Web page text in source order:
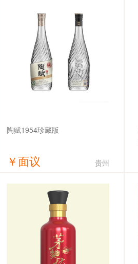
陶赋1954珍藏版
￥面议 贵州
获取底价
山西陶赋酒庄有限公司